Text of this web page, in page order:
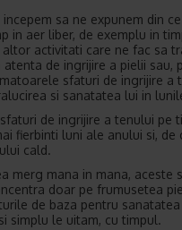
sa ne expunem din
in aer liber, de exemplu in
activitati care ne fac sa
de ingrijire a pielii sau,
sfaturi de ingrijire a
si sanatatea lui in
de ingrijire a tenului pe
fierbinti luni ale anului si, de
cald.
merg mana in mana, aceste
doar pe frumusetea
de baza pentru
simplu le uitam, cu timpul.